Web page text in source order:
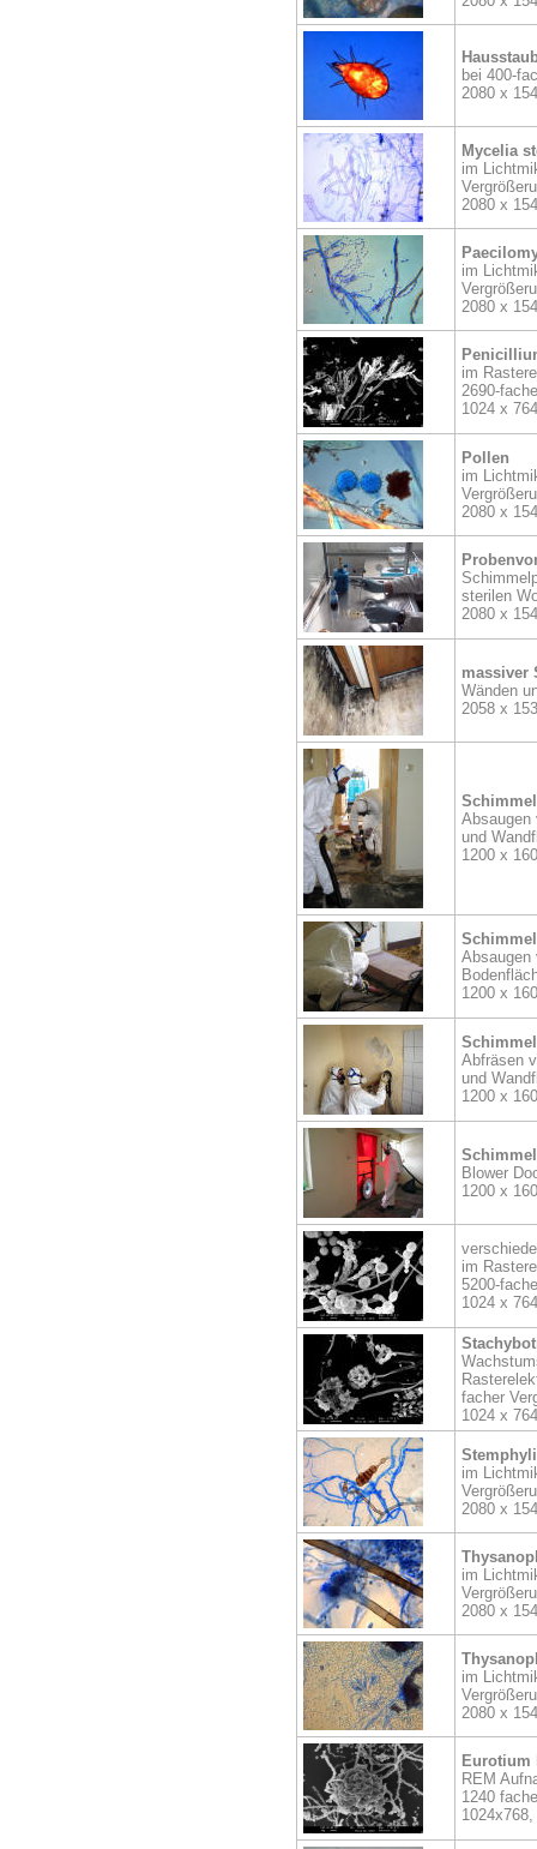
bei 400-
2080 x
Mycelia
im
2080 x
im
2080 x
im
2690-
1024 x 764
Pollen
im
2080 x
sterilen
2080 x
massiver
Wänden
2058 x
Absaugen
und
1200 x
Absaugen
1200 x
Abfräsen
und
1200 x
Blower
1200 x
im
5200-
1024 x 764
facher
1024 x 764
im
2080 x
im
2080 x
im
2080 x
Eurotium
REM
1240